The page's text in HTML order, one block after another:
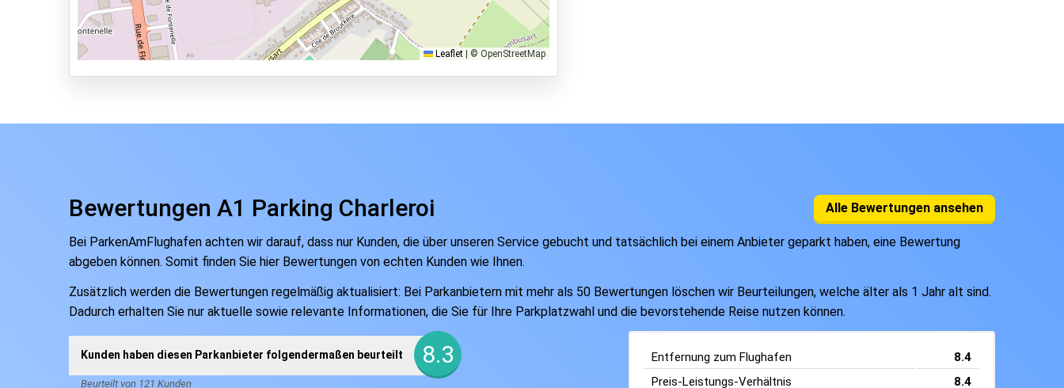
Park & Walk
Park, Sleep & Fly
Leaflet © OpenStreetMap
Bewertungen A1 Parking Charleroi Alle Bewertungen ansehen
Bei ParkenAmFlughafen achten wir darauf, dass nur Kunden, die über unseren Service gebucht und tatsächlich bei einem Anbieter geparkt haben, eine Bewertung
abgeben können. Somit finden Sie hier Bewertungen von echten Kunden wie Ihnen.
Zusätzlich werden die Bewertungen regelmäßig aktualisiert: Bei Parkanbietern mit mehr als 50 Bewertungen löschen wir Beurteilungen, welche älter als 1 Jahr alt sind.
Dadurch erhalten Sie nur aktuelle sowie relevante Informationen, die Sie für Ihre Parkplatzwahl und die bevorstehende Reise nutzen können.
Kunden haben diesen Parkanbieter folgendermaßen beurteilt 8.3
Beurteilt von 121 Kunden
Entfernung zum Flughafen
8.4
Preis-Leistungs-Verhältnis
8.4